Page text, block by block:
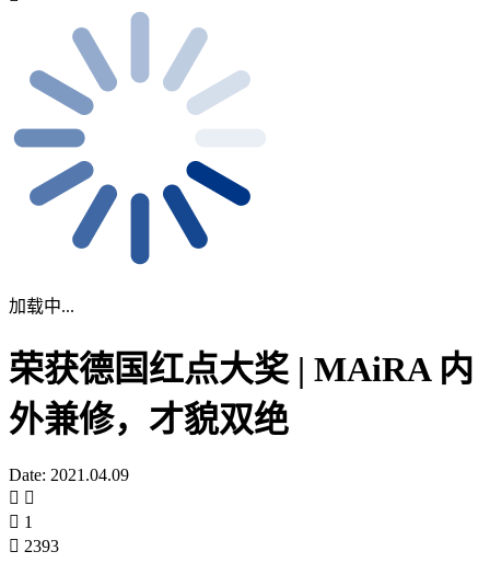
加载中...
荣获德国红点大奖 | MAiRA 内
外兼修，才貌双绝
Date: 2021.04.09
1
2393